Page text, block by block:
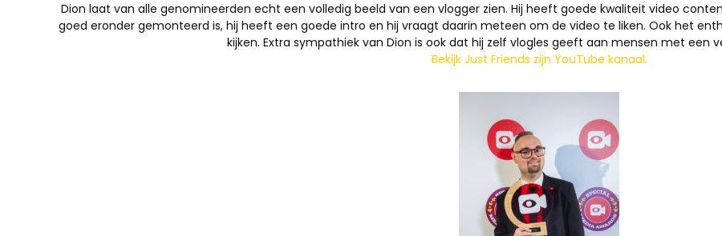
Dion laat van alle genomineerden echt een volledig beeld van een vlogger zien. Hij heeft goede kwaliteit video
goed eronder gemonteerd is, hij heeft een goede intro en hij vraagt daarin meteen om de video te liken. Ook het
kijken. Extra sympathiek van Dion is ook dat hij zelf vlogles geeft aan mensen met een
Bekijk Just Friends zijn YouTube kanaal.